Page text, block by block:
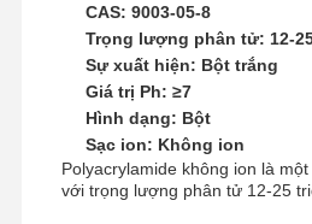
CAS: 9003-05-8
Trọng lượng phân tử: 12-
Sự xuất hiện: Bột trắng
Giá trị Ph: ≥7
Hình dạng: Bột
Sạc ion: Không ion
Polyacrylamide không ion là
với trọng lượng phân tử 12-25